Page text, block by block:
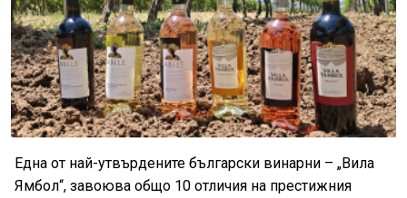
Една от най-утвърдените български винарни – „Вила
Ямбол“, завоюва общо 10 отличия на престижния